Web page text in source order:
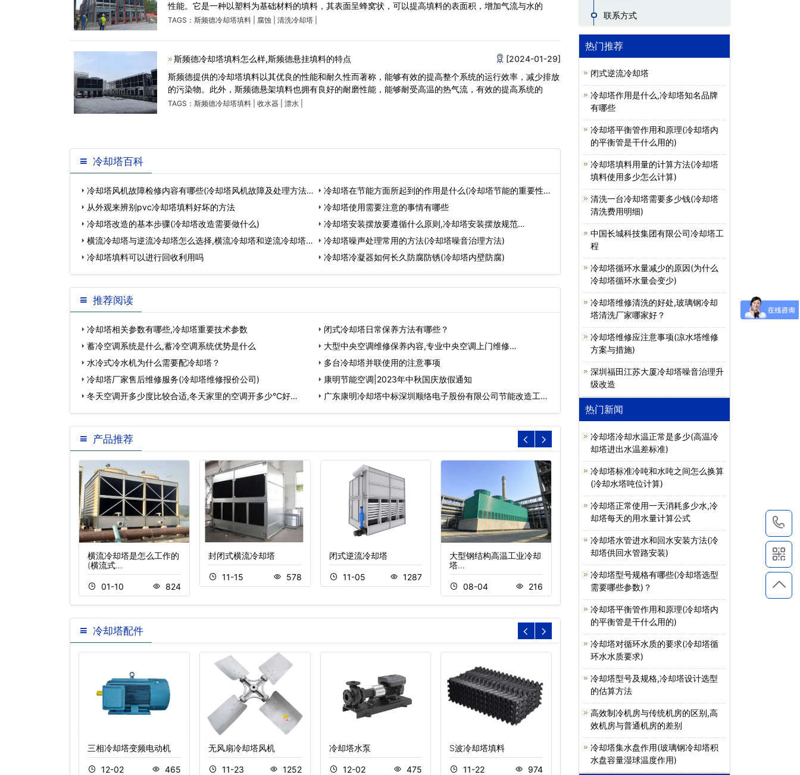
性能。它是一种以塑料为基础材料的填料，其表面呈蜂窝状，可以提高填料的表面积，增加气流与水的
TAGS： 斯频德冷却塔填料 腐蚀 清洗冷却塔
斯频德冷却塔填料怎么样,斯频德悬挂填料的特点
[2024-01-29]
斯频德提供的冷却塔填料以其优良的性能和耐久性而著称，能够有效的提高整个系统的运行效率，减少排放
的污染物。此外，斯频德悬架填料也拥有良好的耐磨性能，能够耐受高温的热气流，有效的提高系统的
TAGS： 斯频德冷却塔填料 收水器 漂水
冷却塔百科
冷却塔风机故障检修内容有哪些(冷却塔风机故障及处理方法)
…
冷却塔在节能方面所起到的作用是什么(冷却塔节能的重要性)
…
从外观来辨别pvc冷却塔填料好坏的方法
冷却塔使用需要注意的事情有哪些
冷却塔改造的基本步骤(冷却塔改造需要做什么)
冷却塔安装摆放要遵循什么原则,冷却塔安装摆放规范…
横流冷却塔与逆流冷却塔怎么选择,横流冷却塔和逆流冷却塔有
什么区别…
冷却塔噪声处理常用的方法(冷却塔噪音治理方法)
冷却塔填料可以进行回收利用吗
冷却塔冷凝器如何长久防腐防锈(冷却塔内壁防腐)
推荐阅读
冷却塔相关参数有哪些,冷却塔重要技术参数
闭式冷却塔日常保养方法有哪些？
蓄冷空调系统是什么,蓄冷空调系统优势是什么
大型中央空调维修保养内容,专业中央空调上门维修…
水冷式冷水机为什么需要配冷却塔？
多台冷却塔并联使用的注意事项
冷却塔厂家售后维修服务(冷却塔维修报价公司)
康明节能空调|2023年中秋国庆放假通知
冬天空调开多少度比较合适,冬天家里的空调开多少°C好…
广东康明冷却塔中标深圳顺络电子股份有限公司节能改造工
程…
产品推荐
横流冷却塔是怎么工作的
(横流式…
01-10 824
封闭式横流冷却塔
11-15 578
闭式逆流冷却塔
11-05 1287
大型钢结构高温工业冷却
塔…
08-04 216
玻璃钢开式冷却塔(玻璃
钢结构冷…
11-18 453
不锈钢开式冷却塔(不锈
钢冷却水…
498
冷却塔配件
三相冷却塔变频电动机
12-02 465
无风扇冷却塔风机
11-23 1252
冷却塔水泵
12-02 475
S波冷却塔填料
11-22 974
冷却塔风机叶片 新菱冷却塔填料
联系方式
热门推荐
闭式逆流冷却塔
冷却塔作用是什么,冷却塔知名品牌
有哪些
冷却塔平衡管作用和原理(冷却塔内
的平衡管是干什么用的)
冷却塔填料用量的计算方法(冷却塔
填料使用多少怎么计算)
清洗一台冷却塔需要多少钱(冷却塔
清洗费用明细)
中国长城科技集团有限公司冷却塔工
程
冷却塔循环水量减少的原因(为什么
冷却塔循环水量会变少)
冷却塔维修清洗的好处,玻璃钢冷却
塔清洗厂家哪家好？
冷却塔维修应注意事项(凉水塔维修
方案与措施)
深圳福田江苏大厦冷却塔噪音治理升
级改造
热门新闻
冷却塔冷却水温正常是多少(高温冷
却塔进出水温差标准)
冷却塔标准冷吨和水吨之间怎么换算
(冷却水塔吨位计算)
冷却塔正常使用一天消耗多少水,冷
却塔每天的用水量计算公式
冷却塔水管进水和回水安装方法(冷
却塔供回水管路安装)
冷却塔型号规格有哪些(冷却塔选型
需要哪些参数)？
冷却塔平衡管作用和原理(冷却塔内
的平衡管是干什么用的)
冷却塔对循环水质的要求(冷却塔循
环水水质要求)
冷却塔型号及规格,冷却塔设计选型
的估算方法
高效制冷机房与传统机房的区别,高
效机房与普通机房的差别
冷却塔集水盘作用(玻璃钢冷却塔积
水盘容量湿球温度作用)